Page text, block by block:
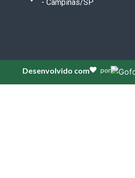
- Campinas/SP
Desenvolvido com por